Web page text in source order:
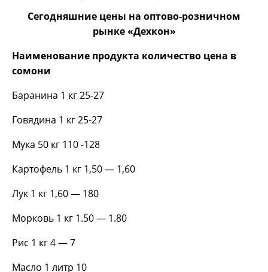
Сегодняшние цены на оптово-розничном
рынке «Дехкон»
Наименование продукта количество цена в
сомони
Баранина 1 кг 25-27
Говядина 1 кг 25-27
Мука 50 кг 110 -128
Картофель 1 кг 1,50 — 1,60
Лук 1 кг 1,60 — 180
Морковь 1 кг 1.50 — 1.80
Рис 1 кг 4 — 7
Масло 1 литр 10